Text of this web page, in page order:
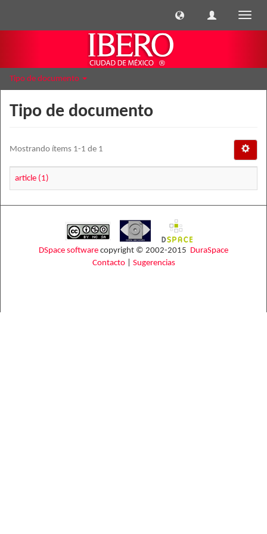
Tipo de documento
Tipo de documento
Mostrando ítems 1-1 de 1
article (1)
DSpace software copyright © 2002-2015 DuraSpace
Contacto| Sugerencias